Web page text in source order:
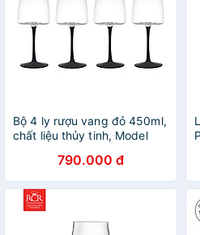
Bộ 4 ly rượu vang đỏ 450ml,
chất liệu thủy tinh, Model
790.000 đ